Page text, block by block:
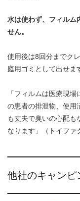
水は使わず、フィルム
せん。
使用後は8回分までク
庭用ゴミとして出せま
「フィルムは医療現
の患者の排泄物、使用
も丈夫で臭いの心配も
なります」（トイファ
他社のキャンピ